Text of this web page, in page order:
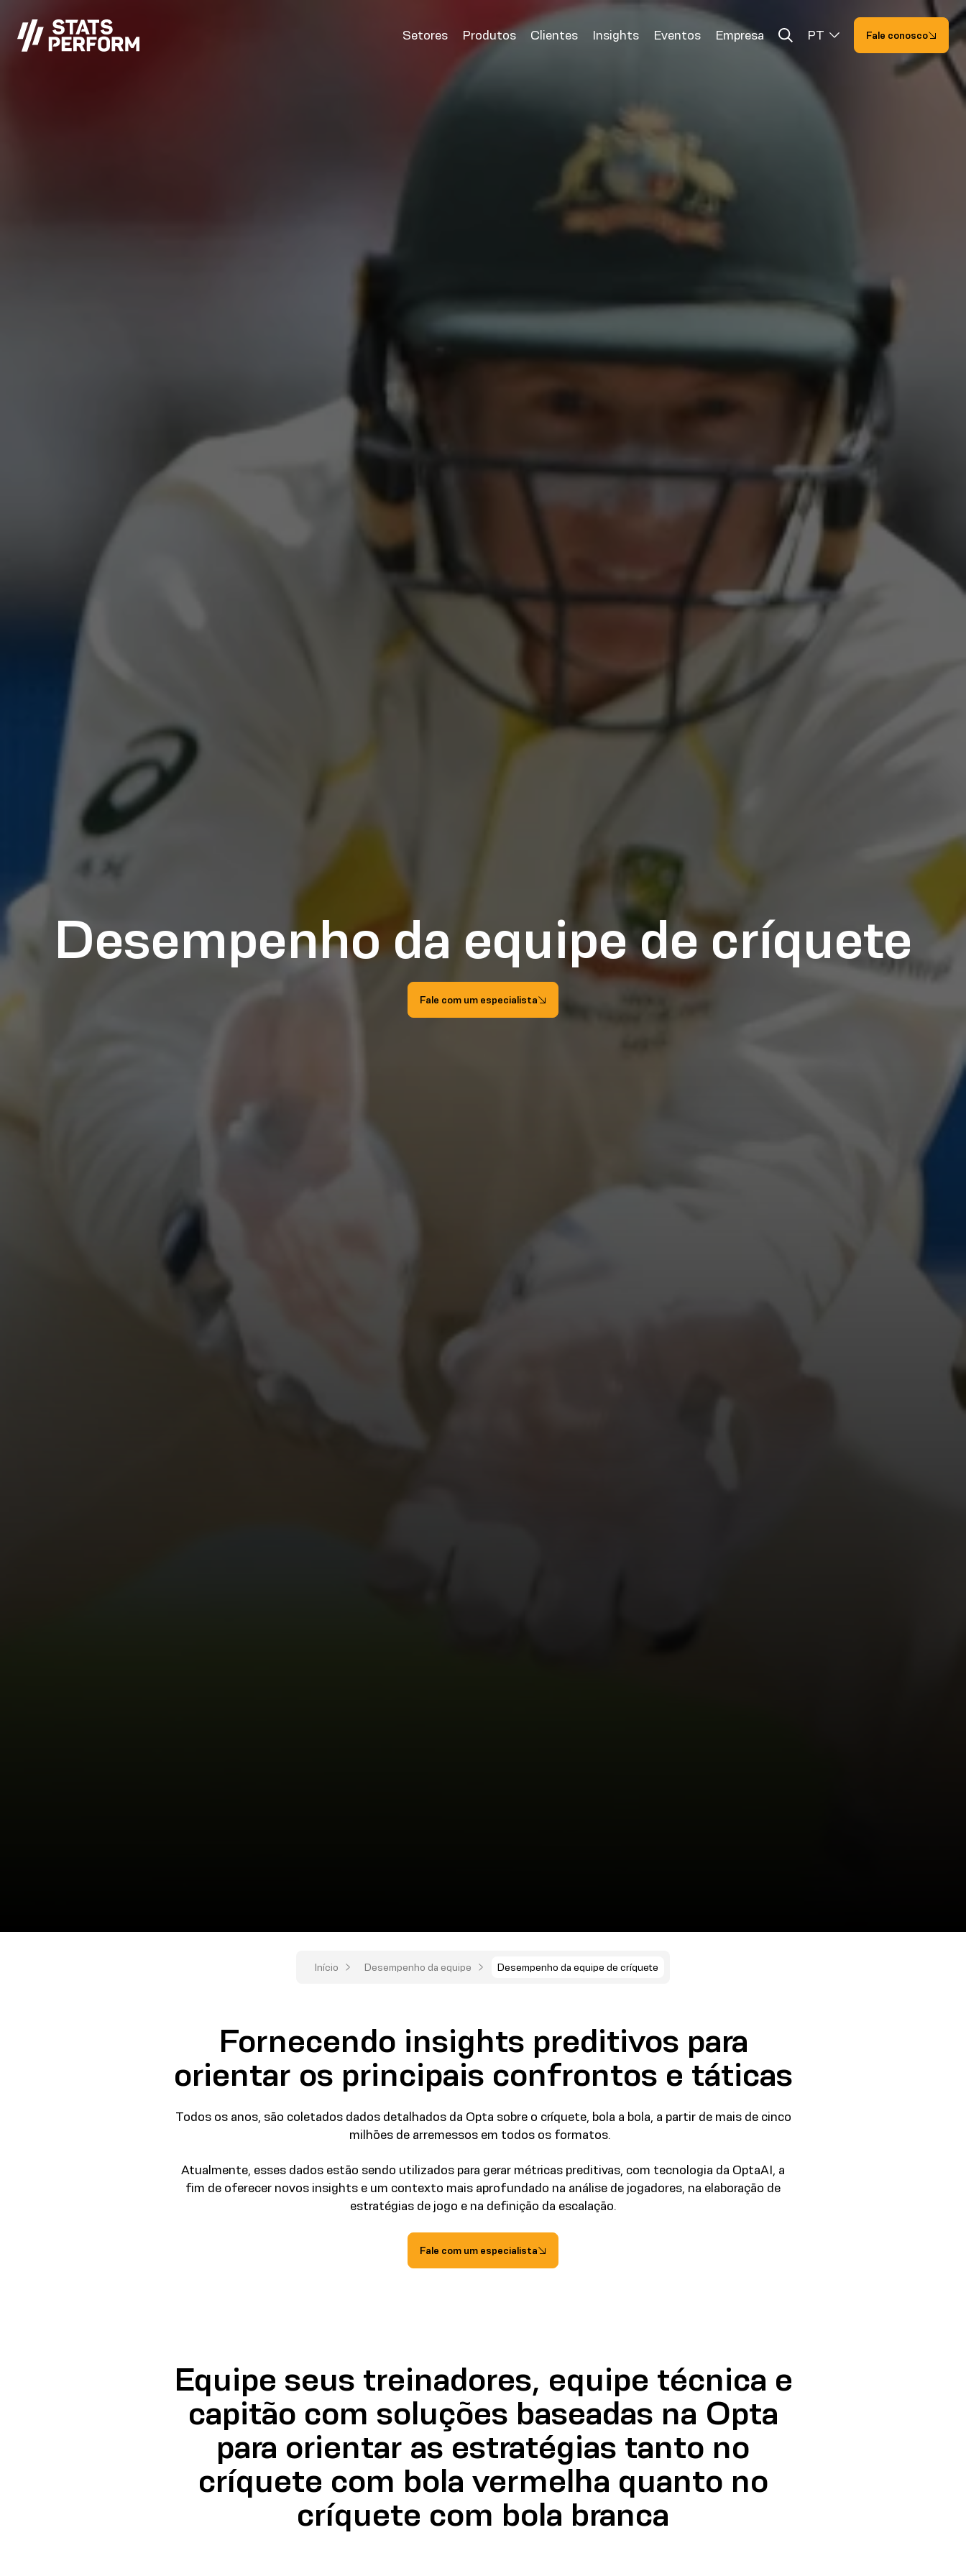
Setores
Produtos Clientes Insights Eventos Empresa PT Fale conosco
Desempenho da equipe de críquete
Fale com um especialista
Início Desempenho da equipe Desempenho da equipe de críquete
Fornecendo insights preditivos para
orientar os principais confrontos e táticas
Todos os anos, são coletados dados detalhados da Opta sobre o críquete, bola a bola, a partir de mais de cinco
milhões de arremessos em todos os formatos.
Atualmente, esses dados estão sendo utilizados para gerar métricas preditivas, com tecnologia da OptaAI, a
fim de oferecer novos insights e um contexto mais aprofundado na análise de jogadores, na elaboração de
estratégias de jogo e na definição da escalação.
Fale com um especialista
Equipe seus treinadores, equipe técnica e
capitão com soluções baseadas na Opta
para orientar as estratégias tanto no
críquete com bola vermelha quanto no
críquete com bola branca